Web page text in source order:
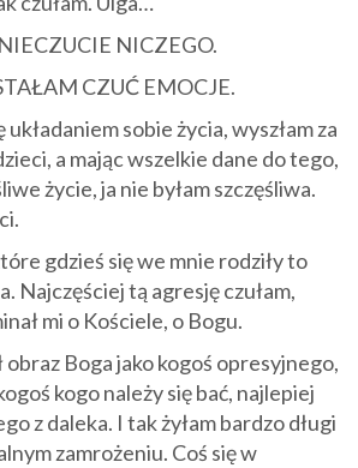
NICZEGO.
CZUĆ EMOCJE.
układaniem sobie życia, wyszłam za
a mając wszelkie dane do tego,
życie, ja nie byłam szczęśliwa.
gdzieś się we mnie rodziły to
Najczęściej tą agresję czułam,
mi o Kościele, o Bogu.
obraz Boga jako kogoś opresyjnego,
kogo należy się bać, najlepiej
z daleka. I tak żyłam bardzo długi
zamrożeniu. Coś się w